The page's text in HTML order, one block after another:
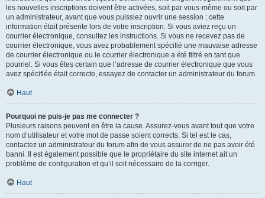
les nouvelles inscriptions doivent être activées, soit par vous-même ou soit par
un administrateur, avant que vous puissiez ouvrir une session ; cette
information était présente lors de votre inscription. Si vous aviez reçu un
courrier électronique, consultez les instructions. Si vous ne recevez pas de
courrier électronique, vous avez probablement spécifié une mauvaise adresse
de courrier électronique ou le courrier électronique a été filtré en tant que
pourriel. Si vous êtes certain que l’adresse de courrier électronique que vous
avez spécifiée était correcte, essayez de contacter un administrateur du forum.
Haut
Pourquoi ne puis-je pas me connecter ?
Plusieurs raisons peuvent en être la cause. Assurez-vous avant tout que votre
nom d’utilisateur et votre mot de passe soient corrects. Si tel est le cas,
contactez un administrateur du forum afin de vous assurer de ne pas avoir été
banni. Il est également possible que le propriétaire du site internet ait un
problème de configuration et qu’il soit nécessaire de la corriger.
Haut